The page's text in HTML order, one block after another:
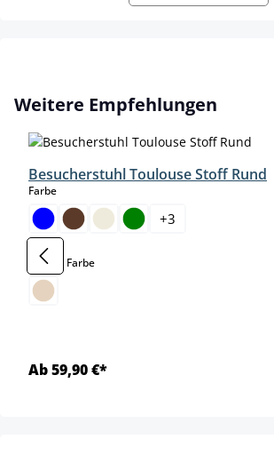
Produktgalerie überspringen
Weitere Empfehlungen
Besucherstuhl Toulouse Stoff Rund
Farbeauswählen
+3
Gestell Farbeauswählen
Ab 59,90 €*